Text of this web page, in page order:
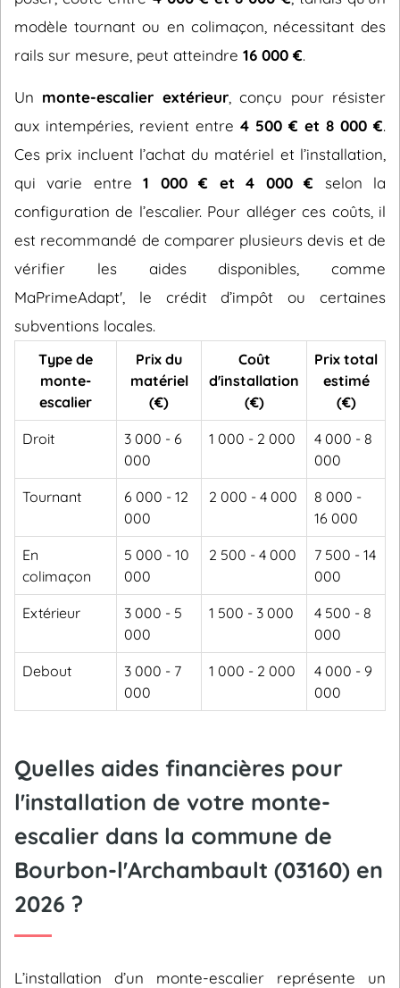
modèle tournant ou en colimaçon, nécessitant des
rails sur mesure, peut atteindre 16 000 €.
Un monte-escalier extérieur, conçu pour résister
aux intempéries, revient entre 4 500 € et 8 000 €.
Ces prix incluent l’achat du matériel et l’installation,
qui varie entre1 000 € et 4 000 € selon la
configuration de l’escalier. Pour alléger ces coûts, il
est recommandé de comparer plusieurs devis et de
vérifier les aides disponibles, comme
MaPrimeAdapt', le crédit d’impôt ou certaines
subventions locales.
Type de
monte-
escalier
Prix du
matériel
(€)
Coût
d'installation
(€)
Prix total
estimé
(€)
Droit
3 000 - 6
000
1 000 - 2 000
4 000 - 8
000
Tournant
6 000 - 12
000
2 000 - 4 000
8 000 -
16 000
En
colimaçon
5 000 - 10
000
2 500 - 4 000
7 500 - 14
000
Extérieur
3 000 - 5
000
1 500 - 3 000
4 500 - 8
000
Debout
3 000 - 7
000
1 000 - 2 000
4 000 - 9
000
Quelles aides financières pour
l'installation de votre monte-
escalier dans la commune de
Bourbon-l'Archambault (03160) en
2026 ?
L’installation d’un monte-escalier représente un